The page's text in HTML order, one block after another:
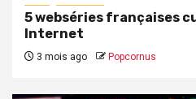
5 webséries françaises
Internet
3 mois ago Popcornus